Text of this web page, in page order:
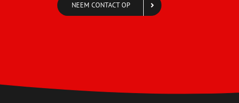
NEEM CONTACT OP